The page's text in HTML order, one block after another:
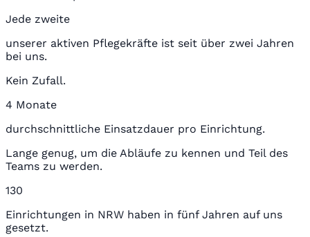
Jede zweite
unserer aktiven Pflegekräfte ist seit über zwei Jahren
bei uns.
Kein Zufall.
4 Monate
durchschnittliche Einsatzdauer pro Einrichtung.
Lange genug, um die Abläufe zu kennen und Teil des
Teams zu werden.
130
Einrichtungen in NRW haben in fünf Jahren auf uns
gesetzt.